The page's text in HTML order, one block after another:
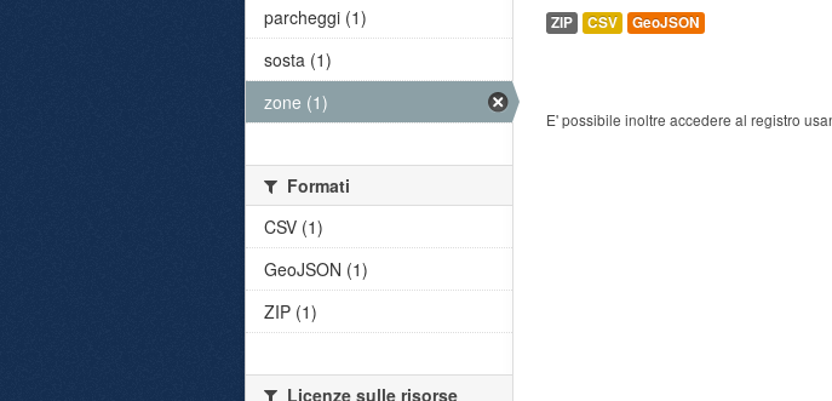
ZIP CSV GeoJSON
E' possibile inoltre accedere al registro
parcheggi (1)
sosta (1)
zone (1)
Formati
CSV (1)
GeoJSON (1)
ZIP (1)
Licenze sulle risorse